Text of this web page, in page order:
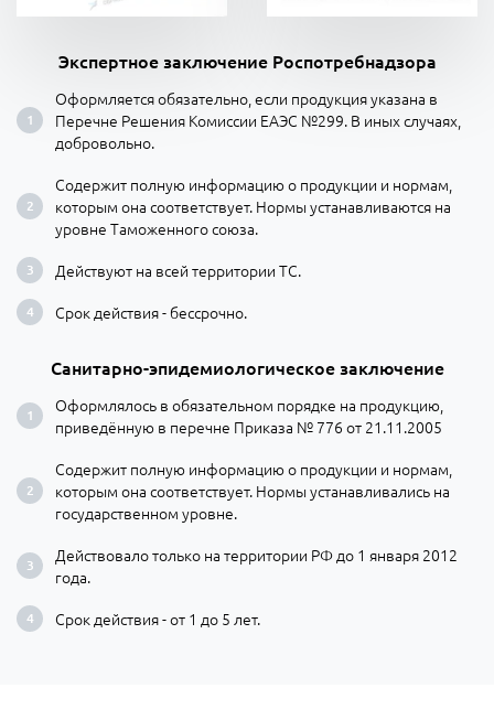
Экспертное заключение Роспотребнадзора
Оформляется обязательно, если продукция указана в
Перечне Решения Комиссии ЕАЭС №299. В иных случаях,
добровольно.
Содержит полную информацию о продукции и нормам,
которым она соответствует. Нормы устанавливаются на
уровне Таможенного союза.
Действуют на всей территории ТС.
Срок действия - бессрочно.
Санитарно-эпидемиологическое заключение
Оформлялось в обязательном порядке на продукцию,
приведённую в перечне Приказа № 776 от 21.11.2005
Содержит полную информацию о продукции и нормам,
которым она соответствует. Нормы устанавливались на
государственном уровне.
Действовало только на территории РФ до 1 января 2012
года.
Срок действия - от 1 до 5 лет.